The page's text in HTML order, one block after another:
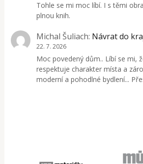
Tohle se mi moc líbí. I s těmi
plnou knih.
Michal Šuliach: Návrat do
22. 7. 2026
Moc povedený dům.. Líbí se mi,
respektuje charakter místa a
moderní a pohodlné bydlení...